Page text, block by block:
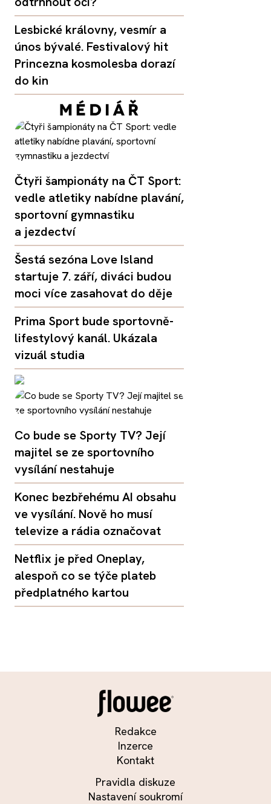
Lesbické královny, vesmír a
únos bývalé. Festivalový hit
Princezna kosmolesba dorazí
do kin
Čtyři šampionáty na ČT Sport:
vedle atletiky nabídne plavání,
sportovní gymnastiku
a jezdectví
Šestá sezóna Love Island
startuje 7. září, diváci budou
moci více zasahovat do děje
Prima Sport bude sportovně-
lifestylový kanál. Ukázala
vizuál studia
Co bude se Sporty TV? Její
majitel se ze sportovního
vysílání nestahuje
Konec bezbřehému AI obsahu
ve vysílání. Nově ho musí
televize a rádia označovat
Netflix je před Oneplay,
alespoň co se týče plateb
předplatného kartou
Redakce
Inzerce
Kontakt
Pravidla diskuze
Nastavení soukromí